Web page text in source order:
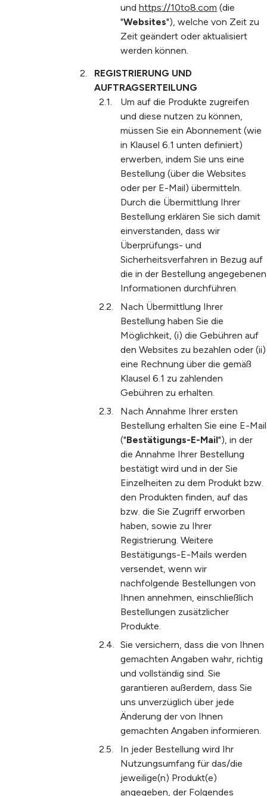
undhttps://10to8.com (die
"Websites"), welche von Zeit zu
Zeit geändert oder aktualisiert
werden können.
REGISTRIERUNG UND
AUFTRAGSERTEILUNG
Um auf die Produkte zugreifen
und diese nutzen zu können,
müssen Sie ein Abonnement (wie
in Klausel 6.1 unten definiert)
erwerben, indem Sie uns eine
Bestellung (über die Websites
oder per E-Mail) übermitteln.
Durch die Übermittlung Ihrer
Bestellung erklären Sie sich damit
einverstanden, dass wir
Überprüfungs- und
Sicherheitsverfahren in Bezug auf
die in der Bestellung angegebenen
Informationen durchführen.
Nach Übermittlung Ihrer
Bestellung haben Sie die
Möglichkeit, (i) die Gebühren auf
den Websites zu bezahlen oder (ii)
eine Rechnung über die gemäß
Klausel 6.1 zu zahlenden
Gebühren zu erhalten.
Nach Annahme Ihrer ersten
Bestellung erhalten Sie eine E-Mail
("Bestätigungs-E-Mail"), in der
die Annahme Ihrer Bestellung
bestätigt wird und in der Sie
Einzelheiten zu dem Produkt bzw.
den Produkten finden, auf das
bzw. die Sie Zugriff erworben
haben, sowie zu Ihrer
Registrierung. Weitere
Bestätigungs-E-Mails werden
versendet, wenn wir
nachfolgende Bestellungen von
Ihnen annehmen, einschließlich
Bestellungen zusätzlicher
Produkte.
Sie versichern, dass die von Ihnen
gemachten Angaben wahr, richtig
und vollständig sind. Sie
garantieren außerdem, dass Sie
uns unverzüglich über jede
Änderung der von Ihnen
gemachten Angaben informieren.
In jeder Bestellung wird Ihr
Nutzungsumfang für das/die
jeweilige(n) Produkt(e)
angegeben, der Folgendes